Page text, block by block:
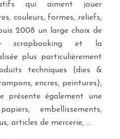
qui aiment jouer
couleurs, formes, reliefs,
2008 un large choix de
scrapbooking et la
plus particulièrement
techniques (dies &
encres, peintures),
présente également une
embellissements,
articles de mercerie, …